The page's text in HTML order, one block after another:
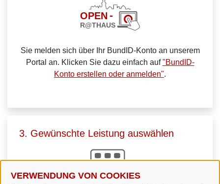
VERWENDUNG VON COOKIES
Sie melden sich über Ihr BundID-Konto an unserem
Portal an. Klicken Sie dazu einfach auf"BundID-
Konto erstellen oder anmelden".
3. Gewünschte Leistung auswählen